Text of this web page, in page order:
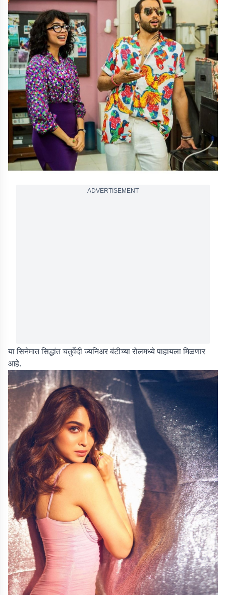
ADVERTISEMENT
या सिनेमात सिद्धांत चतुर्वेदी ज्यनिअर बंटीच्या रोलमध्ये पाहायला मिळणार
आहे.